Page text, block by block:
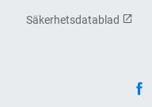
Säkerhetsdatablad